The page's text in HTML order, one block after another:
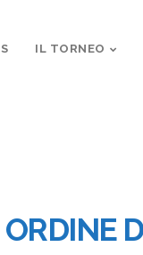
IL TORNEO
ORDINE